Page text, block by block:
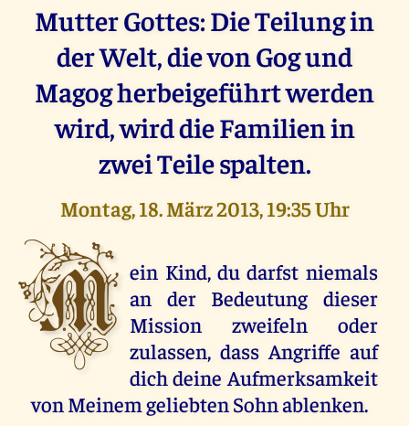
Mutter Gottes: Die Teilung in
der Welt, die von Gog und
Magog herbeigeführt werden
wird, wird die Familien in
zwei Teile spalten.
Montag, 18. März 2013, 19:35 Uhr
M ein Kind, du darfst niemals
an der Bedeutung dieser
Mission zweifeln oder
zulassen, dass Angriffe auf
dich deine Aufmerksamkeit
von Meinem geliebten Sohn ablenken.